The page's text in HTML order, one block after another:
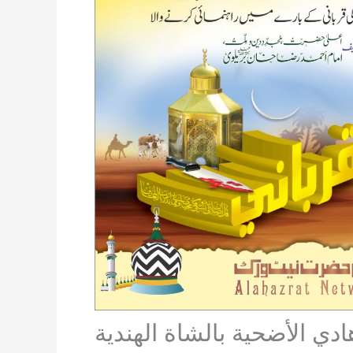
الأضحية بالشاة الهندية